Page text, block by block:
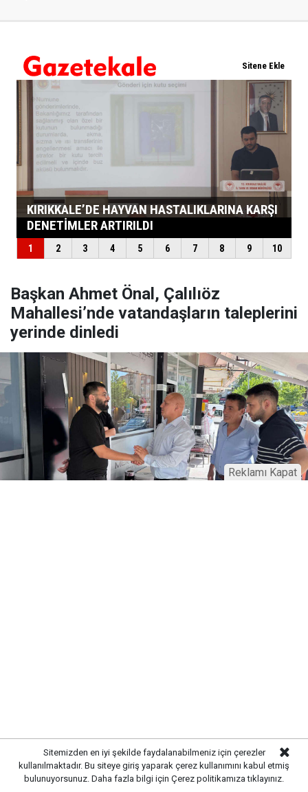
Başkan Ahmet Önal, Çalılıöz
Mahallesi’nde vatandaşların taleplerini
yerinde dinledi
Sitemizden en iyi şekilde faydalanabilmeniz için çerezler
kullanılmaktadır. Bu siteye giriş yaparak çerez kullanımını kabul etmiş
bulunuyorsunuz. Daha fazla bilgi için Çerez politikamıza tıklayınız.
Reklamı Kapat